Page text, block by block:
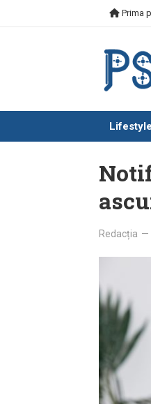
Prima
Lifestyle
Redacția —